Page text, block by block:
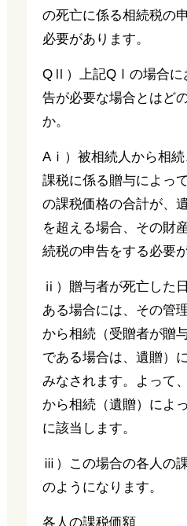
の死亡に係る相続税の
必要があります。
QⅡ）上記QⅠの場合に
告が必要な場合とはど
か。
Aⅰ）被相続人から相
課税に係る贈与によっ
の課税価格の合計が、
を超える場合、その財
続税の申告をする必要
ⅱ）贈与者が死亡した
ある場合には、その管
から相続（受贈者が贈
である場合は、遺贈）
みなされます。よって
から相続（遺贈）によ
に該当します。
ⅲ）この場合の各人の
のようになります。
各人の課税価額